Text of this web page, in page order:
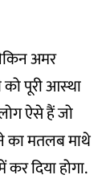
अमर
पूरी आस्‍था
ऐसे हैं जो
का मतलब माथे
दिया होगा.